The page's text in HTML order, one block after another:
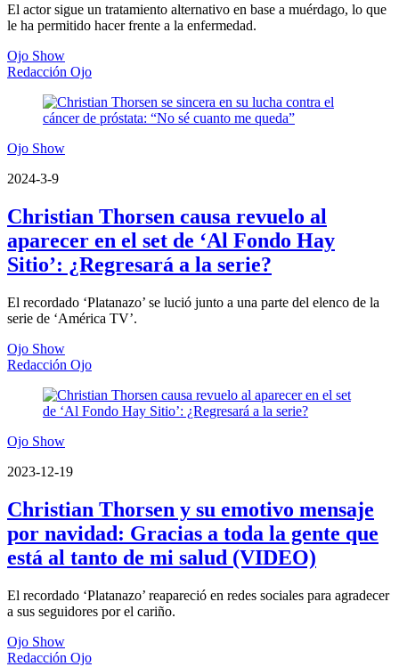
El actor sigue un tratamiento alternativo en base a muérdago, lo que
le ha permitido hacer frente a la enfermedad.
Ojo Show
Redacción Ojo
Ojo Show
2024-3-9
Christian Thorsen causa revuelo al
aparecer en el set de ‘Al Fondo Hay
Sitio’: ¿Regresará a la serie?
El recordado ‘Platanazo’ se lució junto a una parte del elenco de la
serie de ‘América TV’.
Ojo Show
Redacción Ojo
Ojo Show
2023-12-19
Christian Thorsen y su emotivo mensaje
por navidad: Gracias a toda la gente que
está al tanto de mi salud (VIDEO)
El recordado ‘Platanazo’ reapareció en redes sociales para agradecer
a sus seguidores por el cariño.
Ojo Show
Redacción Ojo